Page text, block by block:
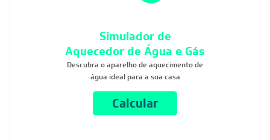
Simulador de
Aquecedor de Água e Gás
Descubra o aparelho de aquecimento de
água ideal para a sua casa
Calcular